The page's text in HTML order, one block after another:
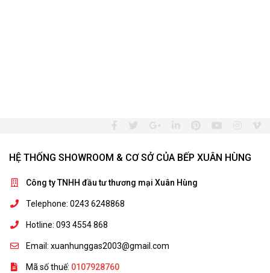
HỆ THỐNG SHOWROOM & CƠ SỞ CỦA BẾP XUÂN HÙNG
Công ty TNHH đầu tư thương mại Xuân Hùng
Telephone: 0243 6248868
Hotline: 093 4554 868
Email: xuanhunggas2003@gmail.com
Mã số thuế: 0107928760